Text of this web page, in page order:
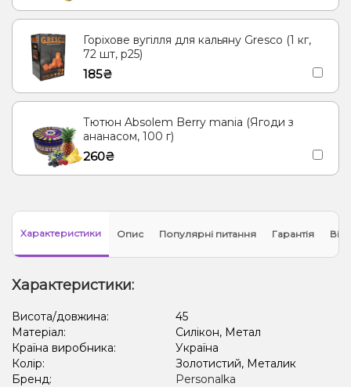
Горіхове вугілля для кальяну Gresco (1 кг,
72 шт, р25)
185₴
Тютюн Absolem Berry mania (Ягоди з
ананасом, 100 г)
260₴
Характеристики Опис Популярні питання Гарантія
Характеристики:
Висота/довжина:
45
Матеріал:
Силікон, Метал
Країна виробника:
Україна
Колір:
Золотистий, Металик
Бренд:
Personalka